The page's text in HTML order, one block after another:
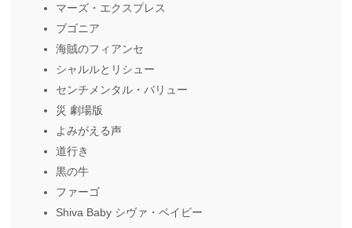
マーズ・エクスプレス
ブゴニア
海賊のフィアンセ
シャルルとリシュー
センチメンタル・バリュー
災 劇場版
よみがえる声
道行き
黒の牛
ファーゴ
Shiva Baby シヴァ・ベイビー